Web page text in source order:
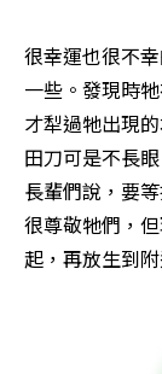
很幸運也很不
一些。發現時
才犁過牠出現
田刀可是不長
長輩們說，要
很尊敬牠們，
起，再放生到